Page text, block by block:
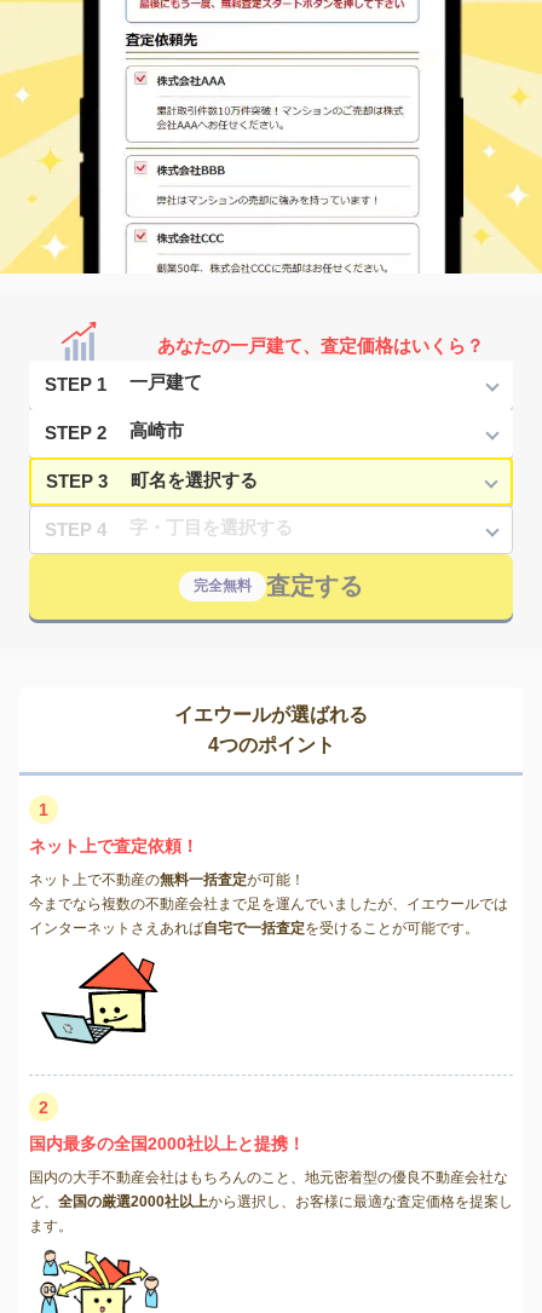
あなたの一戸建て、査定価格はいくら？
STEP 1
STEP 2
STEP 3
STEP 4
完全無料 査定する
イエウールが選ばれる
4つのポイント
1
ネット上で査定依頼！
ネット上で不動産の無料一括査定が可能！
今までなら複数の不動産会社まで足を運んでいましたが、イエウールでは
インターネットさえあれば自宅で一括査定を受けることが可能です。
2
国内最多の全国2000社以上と提携！
国内の大手不動産会社はもちろんのこと、地元密着型の優良不動産会社な
ど、 全国の厳選2000社以上から選択し、お客様に最適な査定価格を提案し
ます。